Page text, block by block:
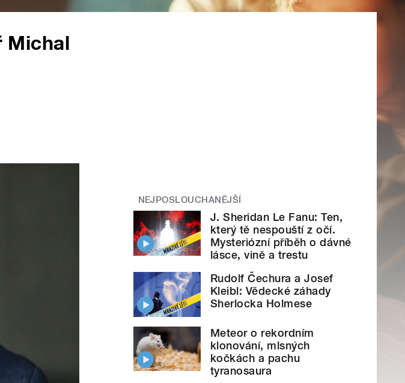
Michal
NEJPOSLOUCHANĚJŠÍ
J. Sheridan Le Fanu: Ten,
který tě nespouští z očí.
Mysteriózní příběh o dávné
lásce, vině a trestu
Rudolf Čechura a Josef
Kleibl: Vědecké záhady
Sherlocka Holmese
Meteor o rekordním
klonování, mlsných
kočkách a pachu
tyranosaura